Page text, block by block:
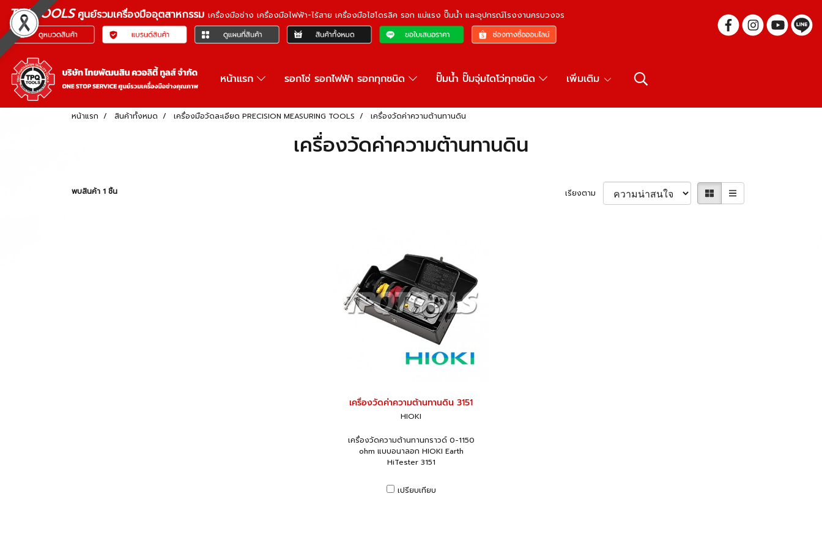
TPQTOOLSศูนย์รวมเครื่องมืออุตสาหกรรม เครื่องมือช่าง เครื่องมือไฟฟ้า-ไร้สาย เครื่องมือไฮโดรลิค รอก แม่แรง ปั๊มน้ำ และอุปกรณ์โรงงานครบวงจร
หน้าแรก รอกโซ่ รอกไฟฟ้า รอกทุกชนิด ปั๊มน้ำ ปั๊มจุ่มไดโว่ทุกชนิด เพิ่มเติม
หน้าแรก สินค้าทั้งหมด เครื่องมือวัดละเอียด PRECISION MEASURING TOOLS เครื่องวัดค่าความต้านทานดิน
เครื่องวัดค่าความต้านทานดิน
พบสินค้า 1 ชิ้น เรียงตาม
เครื่องวัดค่าความต้านทานดิน 3151
HIOKI
เครื่องวัดความต้านทานกราวด์ 0-1150
ohm แบบอนาลอก HIOKI Earth
HiTester 3151
เปรียบเทียบ